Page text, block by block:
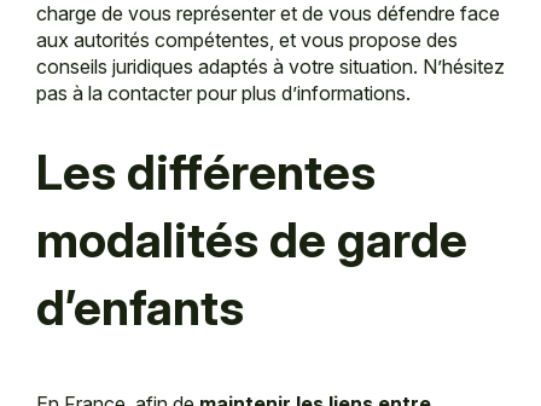
charge de vous représenter et de vous défendre face
aux autorités compétentes, et vous propose des
conseils juridiques adaptés à votre situation. N’hésitez
pas à la contacter pour plus d’informations.
Les différentes
modalités de garde
d’enfants